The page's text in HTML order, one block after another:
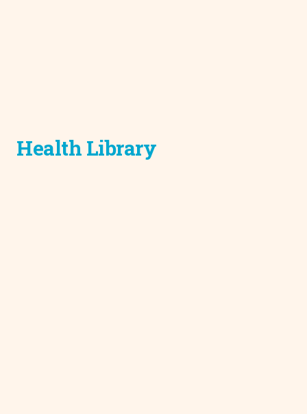
Health Library